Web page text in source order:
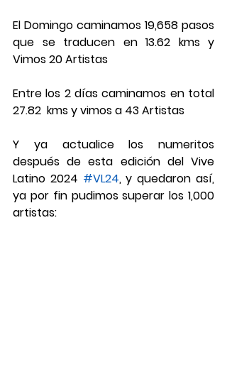
El Domingo caminamos 19,658 pasos
que se traducen en 13.62 kms y
Vimos 20 Artistas
Entre los 2 días caminamos en total
27.82  kms y vimos a 43 Artistas
Y ya actualice los numeritos
después de esta edición del Vive
Latino 2024 #VL24, y quedaron así,
ya por fin pudimos superar los 1,000
artistas: